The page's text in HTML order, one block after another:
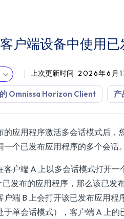
户端设备中使用
上次更新时间 2026年6月
Omnissa Horizon Client 产
的应用程序激活多会话模式后，
个已发布应用程序的多个会话。
客户端 A 上以多会话模式打开
已发布的应用程序，那么该已发
户端 B 上会打开该已发布应用
于单会话模式），客户端 A 上